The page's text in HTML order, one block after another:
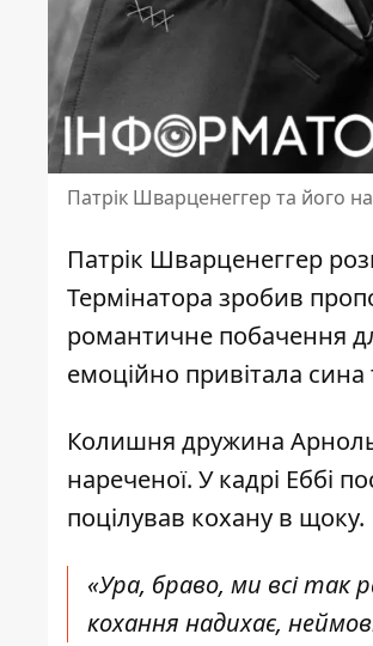
Патрік Шварценеггер та його
Патрік Шварценеггер
Термінатора зробив
романтичне побачення
емоційно привітала
Колишня дружина
нареченої. У кадрі Еббі
поцілував кохану в щоку.
«Ура, браво, ми всі так
кохання надихає,